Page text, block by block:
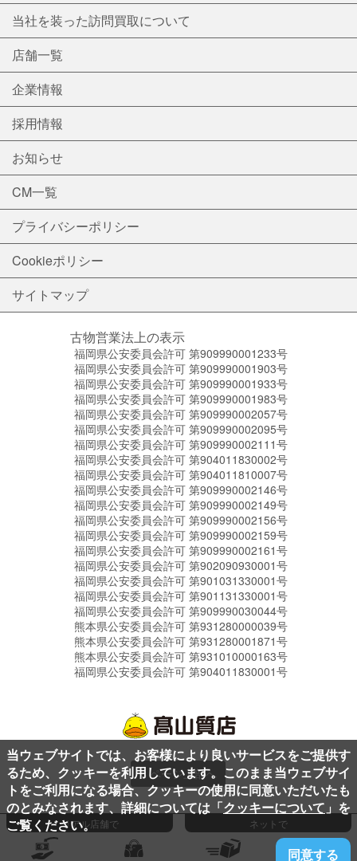
当社を装った訪問買取について
店舗一覧
企業情報
採用情報
お知らせ
CM一覧
プライバシーポリシー
Cookieポリシー
サイトマップ
古物営業法上の表示
福岡県公安委員会許可 第909990001233号
福岡県公安委員会許可 第909990001903号
福岡県公安委員会許可 第909990001933号
福岡県公安委員会許可 第909990001983号
福岡県公安委員会許可 第909990002057号
福岡県公安委員会許可 第909990002095号
福岡県公安委員会許可 第909990002111号
福岡県公安委員会許可 第904011830002号
福岡県公安委員会許可 第904011810007号
福岡県公安委員会許可 第909990002146号
福岡県公安委員会許可 第909990002149号
福岡県公安委員会許可 第909990002156号
福岡県公安委員会許可 第909990002159号
福岡県公安委員会許可 第909990002161号
福岡県公安委員会許可 第902090930001号
福岡県公安委員会許可 第901031330001号
福岡県公安委員会許可 第901131330001号
福岡県公安委員会許可 第909990030044号
熊本県公安委員会許可 第931280000039号
熊本県公安委員会許可 第931280001871号
熊本県公安委員会許可 第931010000163号
福岡県公安委員会許可 第904011830001号
ページ上部へ
リアル店舗で ネットで
当ウェブサイトでは、お客様により良いサービスをご提供す
るため、クッキーを利用しています。このまま当ウェブサイ
トをご利用になる場合、クッキーの使用に同意いただいたも
のとみなされます、詳細については「クッキーについて 」を
ご覧ください。
同意する